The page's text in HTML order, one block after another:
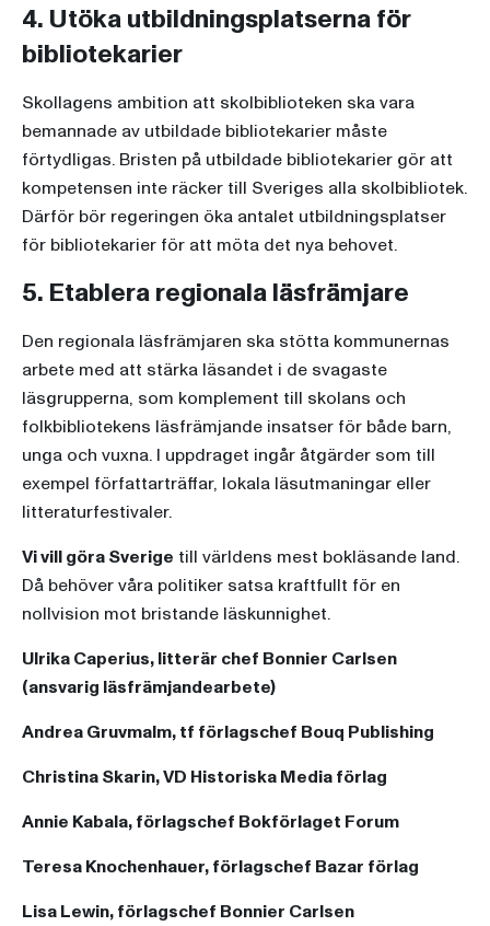
4. Utöka utbildningsplatserna för
bibliotekarier
Skollagens ambition att skolbiblioteken ska vara
bemannade av utbildade bibliotekarier måste
förtydligas. Bristen på utbildade bibliotekarier gör att
kompetensen inte räcker till Sveriges alla skolbibliotek.
Därför bör regeringen öka antalet utbildningsplatser
för bibliotekarier för att möta det nya behovet.
5. Etablera regionala läsfrämjare
Den regionala läsfrämjaren ska stötta kommunernas
arbete med att stärka läsandet i de svagaste
läsgrupperna, som komplement till skolans och
folkbibliotekens läsfrämjande insatser för både barn,
unga och vuxna. I uppdraget ingår åtgärder som till
exempel författarträffar, lokala läsutmaningar eller
litteraturfestivaler.
Vi vill göra Sverige till världens mest bokläsande land.
Då behöver våra politiker satsa kraftfullt för en
nollvision mot bristande läskunnighet.
Ulrika Caperius, litterär chef Bonnier Carlsen
(ansvarig läsfrämjandearbete)
Andrea Gruvmalm, tf förlagschef Bouq Publishing
Christina Skarin, VD Historiska Media förlag
Annie Kabala, förlagschef Bokförlaget Forum
Teresa Knochenhauer, förlagschef Bazar förlag
Lisa Lewin, förlagschef Bonnier Carlsen